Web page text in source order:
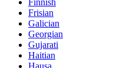
Finnish
Frisian
Galician
Georgian
Gujarati
Haitian
Hausa